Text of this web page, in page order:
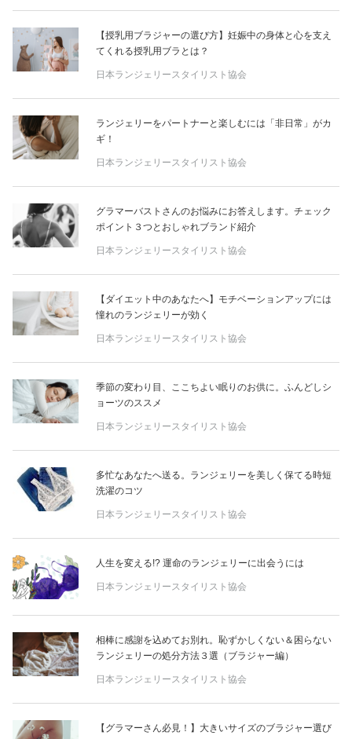
ゲーム
【授乳用ブラジャーの選び方】妊娠中の身体と心を支え
てくれる授乳用ブラとは？
日本ランジェリースタイリスト協会
ランジェリーをパートナーと楽しむには「非日常」がカ
ギ！
日本ランジェリースタイリスト協会
グラマーバストさんのお悩みにお答えします。チェック
ポイント３つとおしゃれブランド紹介
日本ランジェリースタイリスト協会
【ダイエット中のあなたへ】モチベーションアップには
憧れのランジェリーが効く
日本ランジェリースタイリスト協会
季節の変わり目、ここちよい眠りのお供に。ふんどしシ
ョーツのススメ
日本ランジェリースタイリスト協会
多忙なあなたへ送る。ランジェリーを美しく保てる時短
洗濯のコツ
日本ランジェリースタイリスト協会
人生を変える!? 運命のランジェリーに出会うには
日本ランジェリースタイリスト協会
相棒に感謝を込めてお別れ。恥ずかしくない＆困らない
ランジェリーの処分方法３選（ブラジャー編）
日本ランジェリースタイリスト協会
【グラマーさん必見！】大きいサイズのブラジャー選び